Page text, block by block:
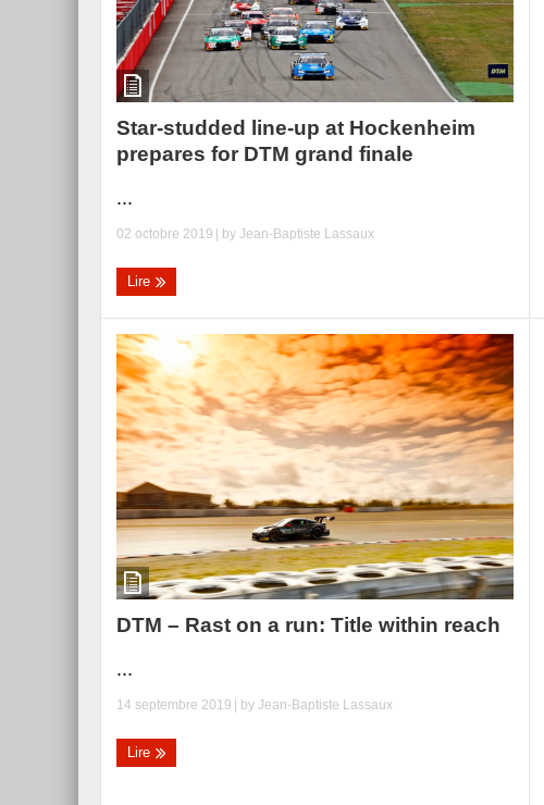
Star-studded line-up at Hockenheim
prepares for DTM grand finale
...
02 octobre 2019 | by Jean-Baptiste Lassaux
Lire
DTM – Rast on a run: Title within reach
...
14 septembre 2019 | by Jean-Baptiste Lassaux
Lire
Essai – Morgan Supersport